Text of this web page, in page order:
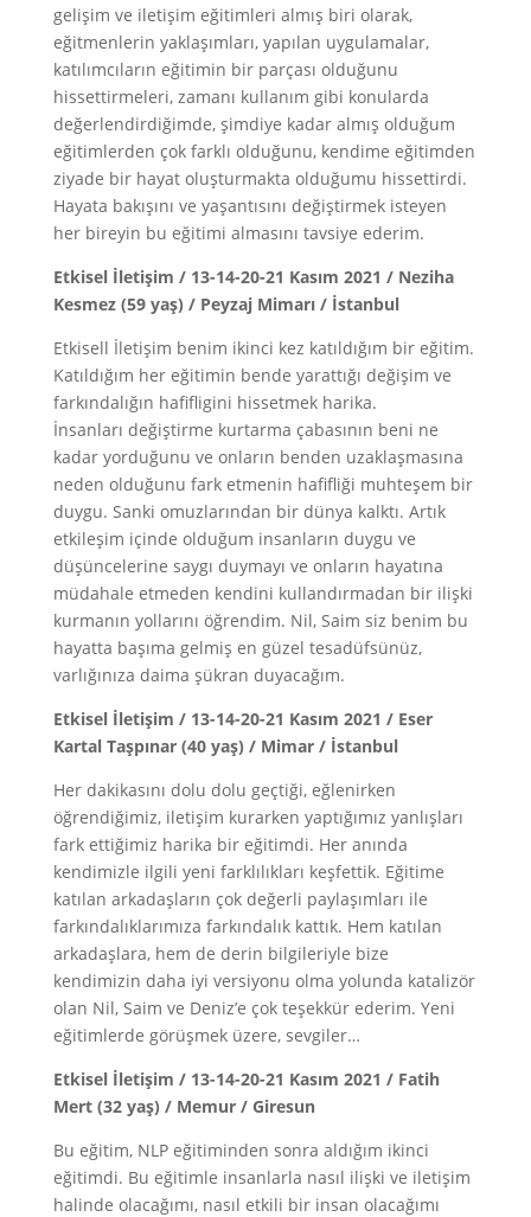
gelişim ve iletişim eğitimleri almış biri olarak,
eğitmenlerin yaklaşımları, yapılan uygulamalar,
katılımcıların eğitimin bir parçası olduğunu
hissettirmeleri, zamanı kullanım gibi konularda
değerlendirdiğimde, şimdiye kadar almış olduğum
eğitimlerden çok farklı olduğunu, kendime eğitimden
ziyade bir hayat oluşturmakta olduğumu hissettirdi.
Hayata bakışını ve yaşantısını değiştirmek isteyen
her bireyin bu eğitimi almasını tavsiye ederim.
Etkisel İletişim / 13-14-20-21 Kasım 2021 / Neziha
Kesmez (59 yaş) / Peyzaj Mimarı / İstanbul
Etkisell İletişim benim ikinci kez katıldığım bir eğitim.
Katıldığım her eğitimin bende yarattığı değişim ve
farkındalığın hafifligini hissetmek harika.
İnsanları değiştirme kurtarma çabasının beni ne
kadar yorduğunu ve onların benden uzaklaşmasına
neden olduğunu fark etmenin hafifliği muhteşem bir
duygu. Sanki omuzlarından bir dünya kalktı. Artık
etkileşim içinde olduğum insanların duygu ve
düşüncelerine saygı duymayı ve onların hayatına
müdahale etmeden kendini kullandırmadan bir ilişki
kurmanın yollarını öğrendim. Nil, Saim siz benim bu
hayatta başıma gelmiş en güzel tesadüfsünüz,
varlığınıza daima şükran duyacağım.
Etkisel İletişim / 13-14-20-21 Kasım 2021 / Eser
Kartal Taşpınar (40 yaş) / Mimar / İstanbul
Her dakikasını dolu dolu geçtiği, eğlenirken
öğrendiğimiz, iletişim kurarken yaptığımız yanlışları
fark ettiğimiz harika bir eğitimdi. Her anında
kendimizle ilgili yeni farklılıkları keşfettik. Eğitime
katılan arkadaşların çok değerli paylaşımları ile
farkındalıklarımıza farkındalık kattık. Hem katılan
arkadaşlara, hem de derin bilgileriyle bize
kendimizin daha iyi versiyonu olma yolunda katalizör
olan Nil, Saim ve Deniz’e çok teşekkür ederim. Yeni
eğitimlerde görüşmek üzere, sevgiler…
Etkisel İletişim / 13-14-20-21 Kasım 2021 / Fatih
Mert (32 yaş) / Memur / Giresun
Bu eğitim, NLP eğitiminden sonra aldığım ikinci
eğitimdi. Bu eğitimle insanlarla nasıl ilişki ve iletişim
halinde olacağımı, nasıl etkili bir insan olacağımı